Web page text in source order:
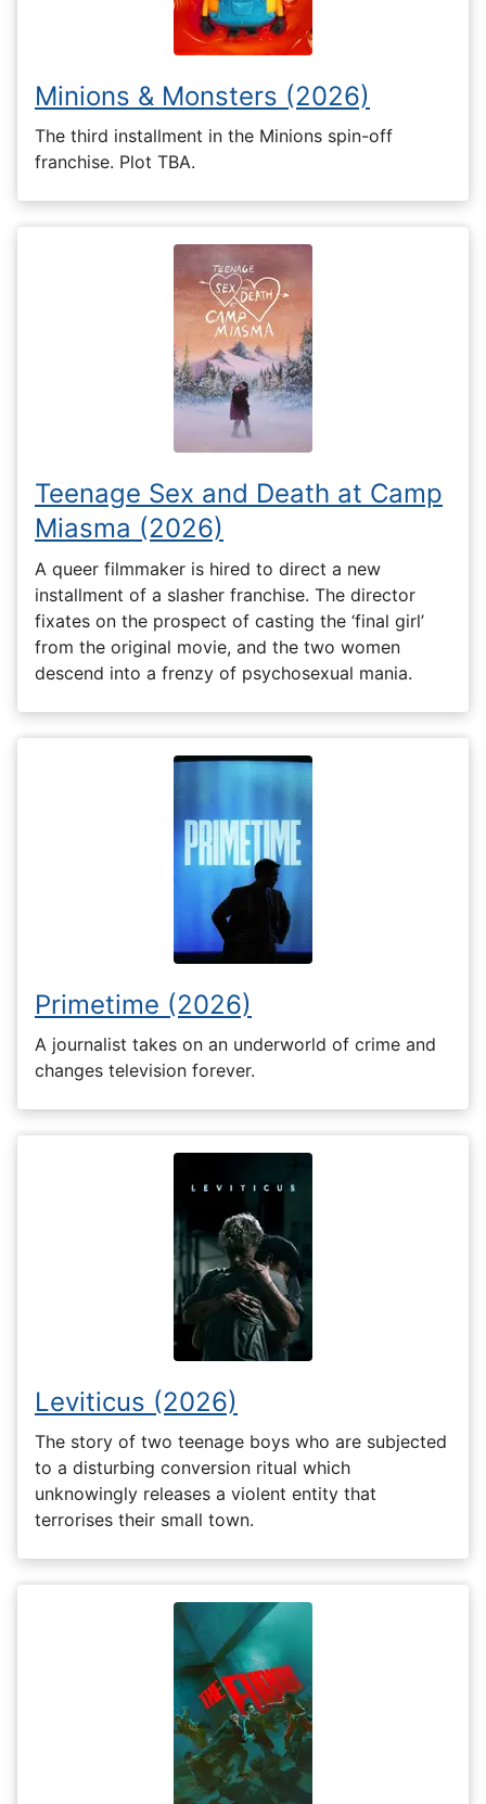
Minions & Monsters (2026)
The third installment in the Minions spin-off
franchise. Plot TBA.
Teenage Sex and Death at Camp
Miasma (2026)
A queer filmmaker is hired to direct a new
installment of a slasher franchise. The director
fixates on the prospect of casting the ‘final girl’
from the original movie, and the two women
descend into a frenzy of psychosexual mania.
Primetime (2026)
A journalist takes on an underworld of crime and
changes television forever.
Leviticus (2026)
The story of two teenage boys who are subjected
to a disturbing conversion ritual which
unknowingly releases a violent entity that
terrorises their small town.